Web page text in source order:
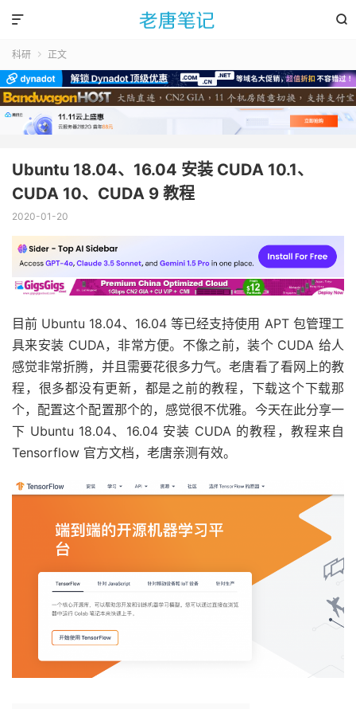


科研  正文
Ubuntu 18.04、16.04 安装 CUDA 10.1、
CUDA 10、CUDA 9 教程
2020-01-20
目前 Ubuntu 18.04、16.04 等已经支持使用 APT 包管理工
具来安装 CUDA，非常方便。不像之前，装个 CUDA 给人
感觉非常折腾，并且需要花很多力气。老唐看了看网上的教
程，很多都没有更新，都是之前的教程，下载这个下载那
个，配置这个配置那个的，感觉很不优雅。今天在此分享一
下 Ubuntu 18.04、16.04 安装 CUDA 的教程，教程来自
Tensorflow 官方文档，老唐亲测有效。